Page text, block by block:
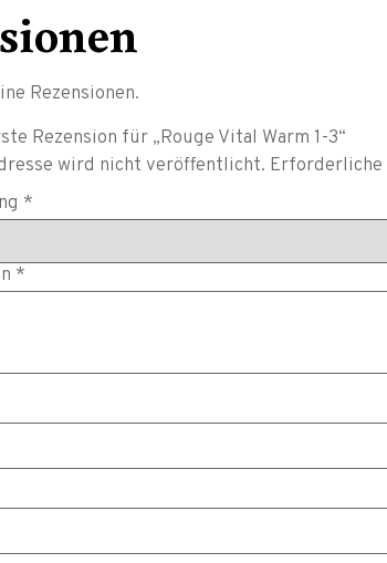
Rezensionen.
Rezension für „Rouge Vital Warm 1-3“
wird nicht veröffentlicht.
*
*